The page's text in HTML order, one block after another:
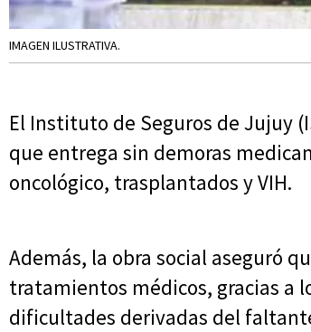
IMAGEN ILUSTRATIVA.
El Instituto de Seguros de Jujuy
que entrega sin demoras
oncológico, trasplantados y VIH.
Además, la obra social aseguró
tratamientos médicos, gracias a
dificultades derivadas del